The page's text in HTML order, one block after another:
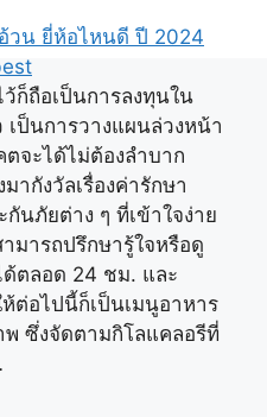
วน ยี่ห้อไหนดี ปี 2024
ก็ถือเป็นการลงทุนใน
เป็นการวางแผนล่วงหน้า
จะได้ไม่ต้องลำบาก
ากังวัลเรื่องค่ารักษา
นภัยต่าง ๆ ที่เข้าใจง่าย
มารถปรึกษารู้ใจหรือดู
ด้ตลอด 24 ชม. และ
ต่อไปนี้ก็เป็นเมนูอาหาร
พ ซึ่งจัดตามกิโลแคลอรีที่